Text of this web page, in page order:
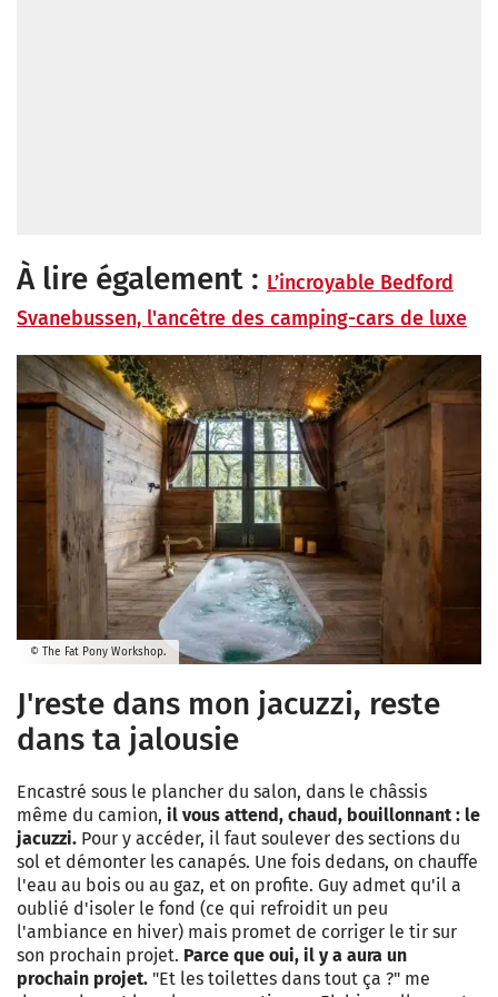
À lire également : L’incroyable Bedford
Svanebussen, l'ancêtre des camping-cars de luxe
© The Fat Pony Workshop.
J'reste dans mon jacuzzi, reste
dans ta jalousie
Encastré sous le plancher du salon, dans le châssis
même du camion, il vous attend, chaud, bouillonnant : le
jacuzzi. Pour y accéder, il faut soulever des sections du
sol et démonter les canapés. Une fois dedans, on chauffe
l'eau au bois ou au gaz, et on profite. Guy admet qu'il a
oublié d'isoler le fond (ce qui refroidit un peu
l'ambiance en hiver) mais promet de corriger le tir sur
son prochain projet. Parce que oui, il y a aura un
prochain projet. "Et les toilettes dans tout ça ?" me